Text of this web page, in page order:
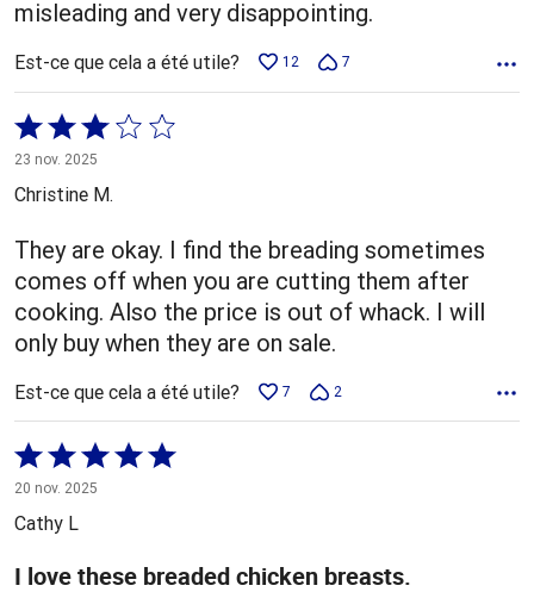
misleading and very disappointing.
Est-ce que cela a été utile? 12 7
Coté
3 sur
5
23 nov. 2025
Christine M.
They are okay. I find the breading sometimes
comes off when you are cutting them after
cooking. Also the price is out of whack. I will
only buy when they are on sale.
Est-ce que cela a été utile? 7 2
Coté
5 sur
5
20 nov. 2025
Cathy L
I love these breaded chicken breasts.